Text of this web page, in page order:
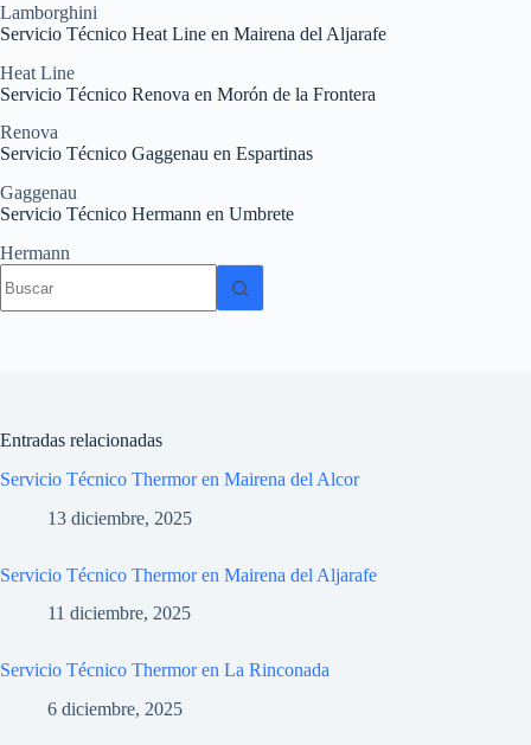
Lamborghini
Servicio Técnico Heat Line en Mairena del Aljarafe
Heat Line
Servicio Técnico Renova en Morón de la Frontera
Renova
Servicio Técnico Gaggenau en Espartinas
Gaggenau
Servicio Técnico Hermann en Umbrete
Hermann
resultados
Entradas relacionadas
Servicio Técnico Thermor en Mairena del Alcor
13 diciembre, 2025
Servicio Técnico Thermor en Mairena del Aljarafe
11 diciembre, 2025
Servicio Técnico Thermor en La Rinconada
6 diciembre, 2025